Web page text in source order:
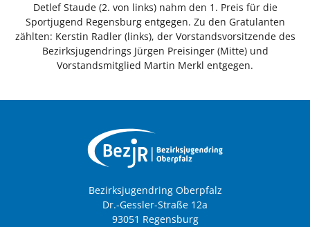
Detlef Staude (2. von links) nahm den 1. Preis für die
Sportjugend Regensburg entgegen. Zu den Gratulanten
zählten: Kerstin Radler (links), der Vorstandsvorsitzende des
Bezirksjugendrings Jürgen Preisinger (Mitte) und
Vorstandsmitglied Martin Merkl entgegen.
Bezirksjugendring Oberpfalz
Dr.-Gessler-Straße 12a
93051 Regensburg